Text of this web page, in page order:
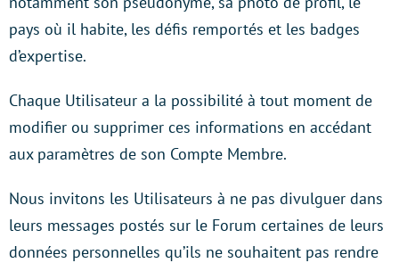
pays où il habite, les défis remportés et les badges
d’expertise.
Chaque Utilisateur a la possibilité à tout moment de
modifier ou supprimer ces informations en accédant
aux paramètres de son Compte Membre.
Nous invitons les Utilisateurs à ne pas divulguer dans
leurs messages postés sur le Forum certaines de leurs
données personnelles qu’ils ne souhaitent pas rendre